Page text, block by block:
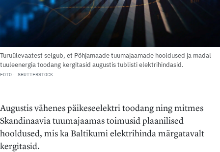
Turuülevaatest selgub, et Põhjamaade tuumajaamade hooldused ja madal
tuuleenergia toodang kergitasid augustis tublisti elektrihindasid.
FOTO: SHUTTERSTOCK
Augustis vähenes päikeseelektri toodang ning mitmes
Skandinaavia tuumajaamas toimusid plaanilised
hooldused, mis ka Baltikumi elektrihinda märgatavalt
kergitasid.